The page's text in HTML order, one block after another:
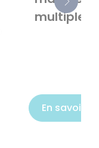
multiples
En savoir +